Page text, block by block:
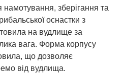
зберігання та
оснастки з
на вудлище за
вага. Форма корпусу
що дозволяє
від вудлища.